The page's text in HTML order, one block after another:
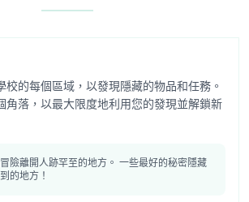
校的每個區域，以發現隱藏的物品和任務。
角落，以最大限度地利用您的發現並解鎖新
險離開人跡罕至的地方。 一些最好的秘密隱藏
的地方！